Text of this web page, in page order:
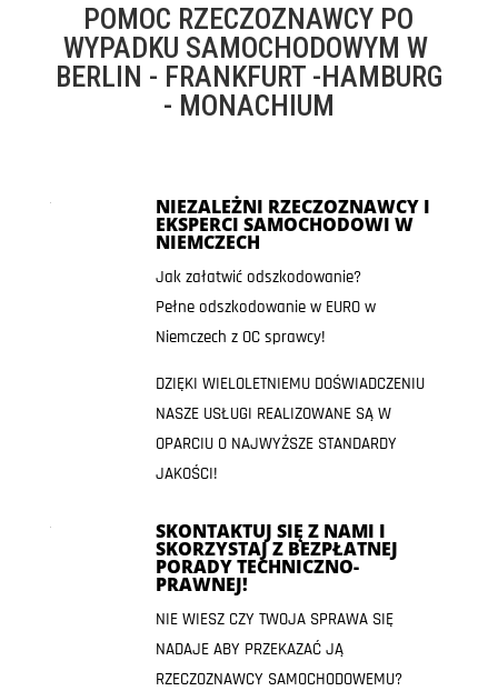
POMOC RZECZOZNAWCY PO
WYPADKU SAMOCHODOWYM W
BERLIN - FRANKFURT -HAMBURG
- MONACHIUM
NIEZALEŻNI RZECZOZNAWCY I
EKSPERCI SAMOCHODOWI W
NIEMCZECH
Jak załatwić odszkodowanie?
Pełne odszkodowanie w EURO w
Niemczech z OC sprawcy!
DZIĘKI WIELOLETNIEMU DOŚWIADCZENIU
NASZE USŁUGI REALIZOWANE SĄ W
OPARCIU O NAJWYŻSZE STANDARDY
JAKOŚCI!
SKONTAKTUJ SIĘ Z NAMI I
SKORZYSTAJ Z BEZPŁATNEJ
PORADY TECHNICZNO-
PRAWNEJ!
NIE WIESZ CZY TWOJA SPRAWA SIĘ
NADAJE ABY PRZEKAZAĆ JĄ
RZECZOZNAWCY SAMOCHODOWEMU?